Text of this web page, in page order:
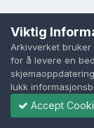
Viktig
Arkivverket bruker
for å levere en
lukk
Accept